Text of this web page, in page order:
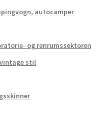
autocamper
og renrumssektoren
stil